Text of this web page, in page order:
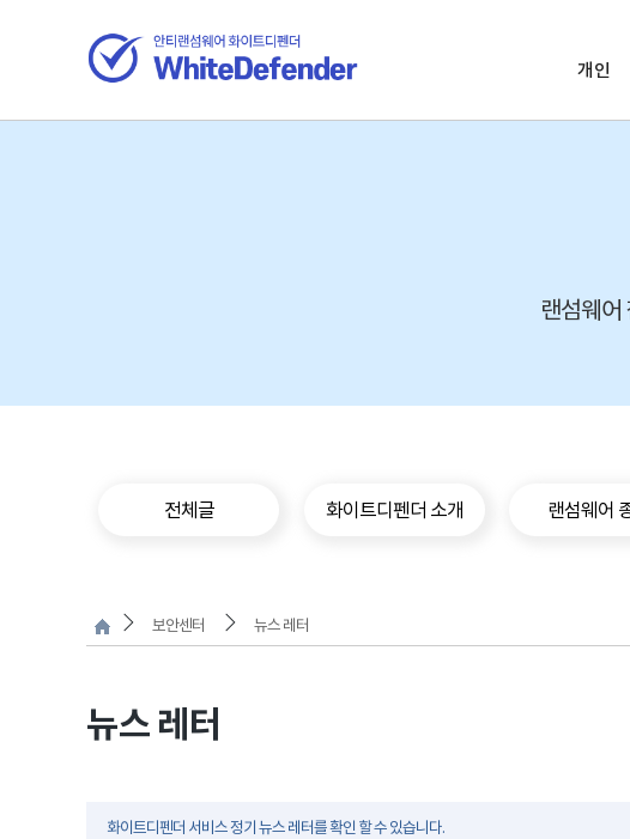
개인
랜섬웨어
전체글 화이트디펜더 소개 랜섬웨어
보안센터 뉴스 레터
뉴스 레터
화이트디펜더 서비스 정기 뉴스 레터를 확인 할 수 있습니다.